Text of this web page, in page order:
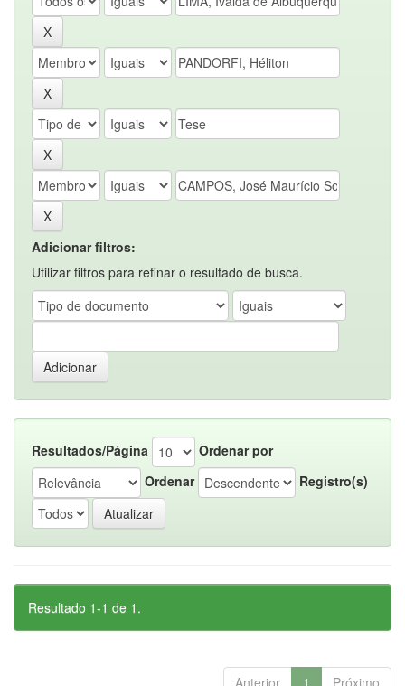
Adicionar filtros:
Utilizar filtros para refinar o resultado de busca.
Resultados/Página
Ordenar por
Ordenar
Registro(s)
Resultado 1-1 de 1.
Anterior 1 Próximo